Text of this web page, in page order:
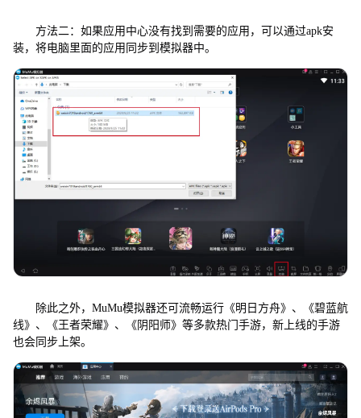
方法二：如果应用中心没有找到需要的应用，可以通过apk安
装，将电脑里面的应用同步到模拟器中。
除此之外，MuMu模拟器还可流畅运行《明日方舟》、《碧蓝航
线》、《王者荣耀》、《阴阳师》等多款热门手游，新上线的手游
也会同步上架。